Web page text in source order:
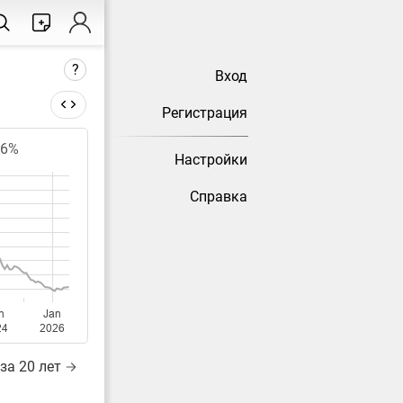
Вход
Регистрация
Настройки
Справка
?
Jan
2026
20 лет